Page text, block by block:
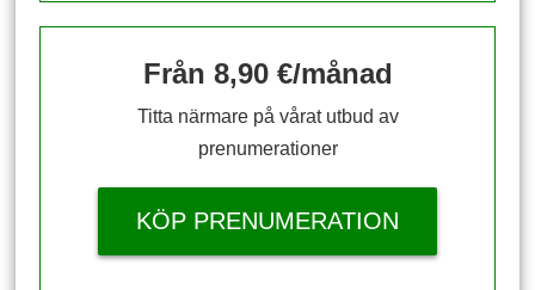
Från 8,90 €/månad
Titta närmare på vårat utbud av
prenumerationer
KÖP PRENUMERATION